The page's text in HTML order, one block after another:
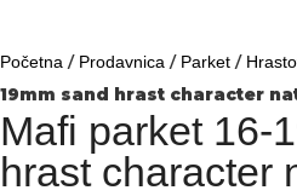
Početna / Prodavnica / Parket /
19mm sand hrast character
Mafi parket 16-
hrast character